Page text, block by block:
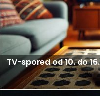
TV-spored od 10. do